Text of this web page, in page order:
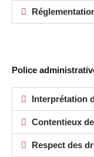
Police
Interprétation
Contentieux
Respect des